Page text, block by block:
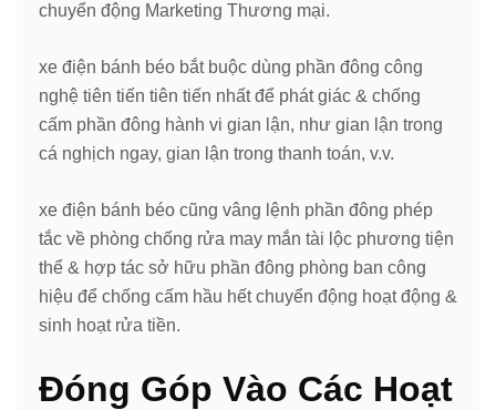
chuyển động Marketing Thương mại.
xe điện bánh béo bắt buộc dùng phần đông công
nghệ tiên tiến tiên tiến nhất để phát giác & chống
cấm phần đông hành vi gian lận, như gian lận trong
cá nghịch ngay, gian lận trong thanh toán, v.v.
xe điện bánh béo cũng vâng lệnh phần đông phép
tắc về phòng chống rửa may mắn tài lộc phương tiện
thể & hợp tác sở hữu phần đông phòng ban công
hiệu để chống cấm hầu hết chuyển động hoạt động &
sinh hoạt rửa tiền.
Đóng Góp Vào Các Hoạt